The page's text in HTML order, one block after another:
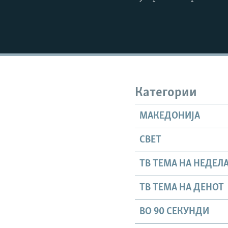
Категории
МАКЕДОНИЈА
СВЕТ
ТВ ТЕМА НА
ТВ ТЕМА НА ДЕНОТ
ВО 90 СЕКУНДИ